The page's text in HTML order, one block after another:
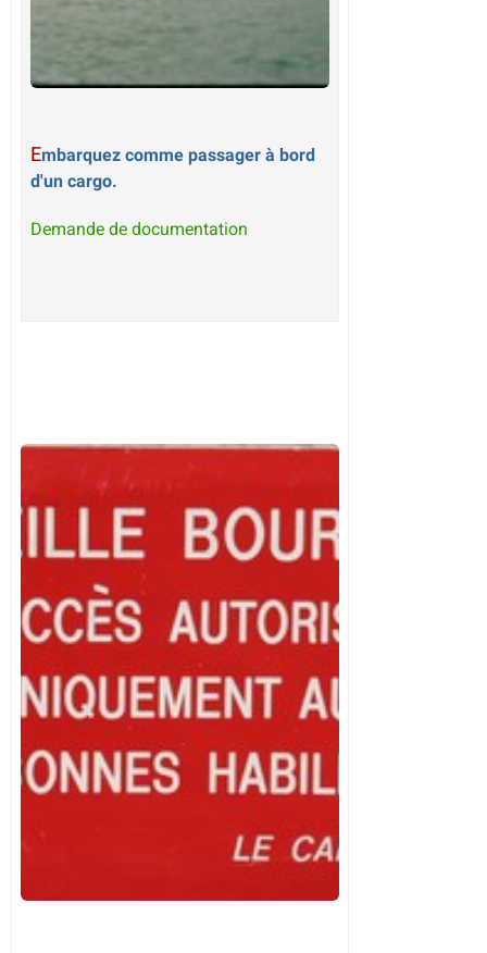
Embarquez comme passager à bord
d'un cargo.
Demande de documentation